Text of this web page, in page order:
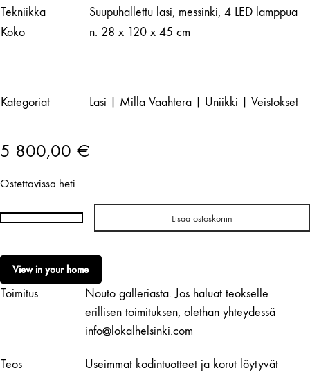
Tekniikka
Suupuhallettu lasi, messinki, 4 LED lamppua
Koko
n. 28 x 120 x 45 cm
Kategoriat Lasi Milla Vaahtera Uniikki Veistokset
5 800,00 €
Ostettavissa heti
Milla
| Sculptural
Light
No.
Lisää ostoskoriin
View in your home
Toimitus
Nouto galleriasta. Jos haluat teokselle
erillisen toimituksen, olethan yhteydessä
info@lokalhelsinki.com
Teos
Useimmat kodintuotteet ja korut löytyvät